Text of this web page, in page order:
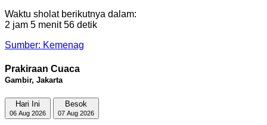
Waktu sholat berikutnya dalam:
2 jam 5 menit 55 detik
Sumber: Kemenag
Prakiraan Cuaca
Gambir, Jakarta
Hari Ini
06 Aug 2026
Besok
07 Aug 2026